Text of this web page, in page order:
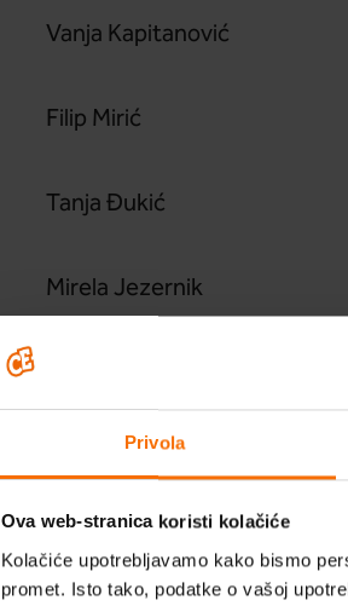
Privola
Ova web-stranica koristi kolačiće
Kolačiće upotrebljavamo kako bismo
promet. Isto tako, podatke o vašoj
Škola
Vanja Kapitanović
Filip Mirić
Tanja Đukić
Mirela Jezernik
Marina Janković